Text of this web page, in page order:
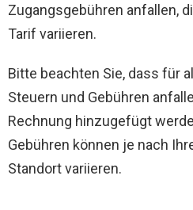
Zugangsgebühren anfallen,
Tarif variieren.
Bitte beachten Sie, dass für
Steuern und Gebühren
Rechnung hinzugefügt
Gebühren können je nach
Standort variieren.